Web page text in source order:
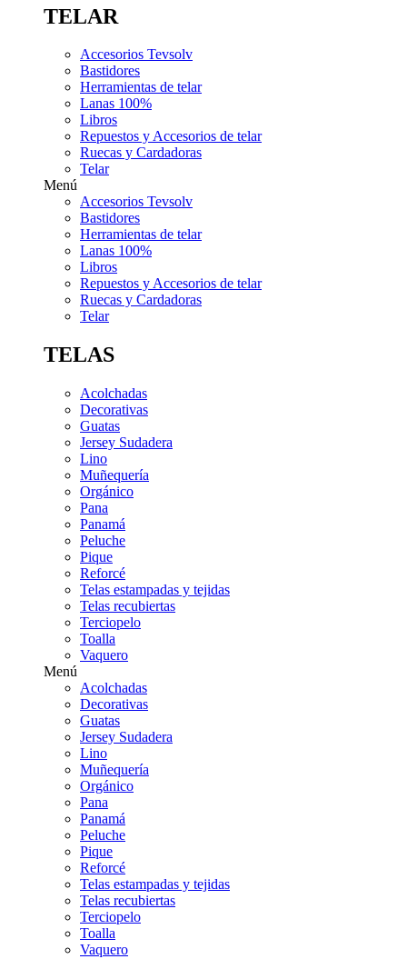
TELAR
Accesorios Tevsolv
Bastidores
Herramientas de telar
Lanas 100%
Libros
Repuestos y Accesorios de telar
Ruecas y Cardadoras
Telar
Menú
Accesorios Tevsolv
Bastidores
Herramientas de telar
Lanas 100%
Libros
Repuestos y Accesorios de telar
Ruecas y Cardadoras
Telar
TELAS
Acolchadas
Decorativas
Guatas
Jersey Sudadera
Lino
Muñequería
Orgánico
Pana
Panamá
Peluche
Pique
Reforcé
Telas estampadas y tejidas
Telas recubiertas
Terciopelo
Toalla
Vaquero
Menú
Acolchadas
Decorativas
Guatas
Jersey Sudadera
Lino
Muñequería
Orgánico
Pana
Panamá
Peluche
Pique
Reforcé
Telas estampadas y tejidas
Telas recubiertas
Terciopelo
Toalla
Vaquero